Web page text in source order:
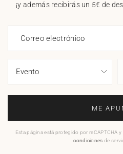
¡y además recibirás un 5€ de
Correo electrónico
ME
Esta página está protegido por reCAPTCHA
condiciones de